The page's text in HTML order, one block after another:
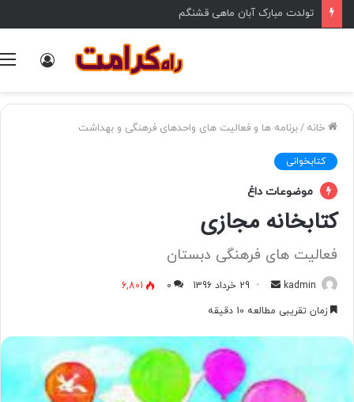
تولدت مبارک آبان ماهی قشنگم
خانه /برنامه ها و فعالیت های واحدهای فرهنگی و بهداشت
کتابخوانی
موضوعات داغ
کتابخانه مجازی
فعالیت های فرهنگی دبستان
kadmin
ب
29 خرداد 1396 0
6,801
زمان تقریبی مطالعه 10 دقیقه